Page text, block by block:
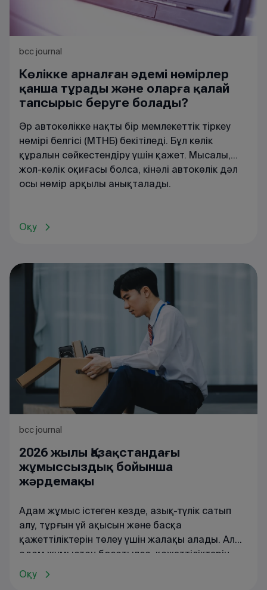
bcc journal
Көлікке арналған әдемі нөмірлер
қанша тұрады және оларға қалай
тапсырыс беруге болады?
Әр автокөлікке нақты бір мемлекеттік тіркеу
нөмірі белгісі (МТНБ) бекітіледі. Бұл көлік
құралын сәйкестендіру үшін қажет. Мысалы,
жол-көлік оқиғасы болса, кінәлі автокөлік дәл
осы нөмір арқылы анықталады.
Оқу
bcc journal
2026 жылы Қазақстандағы
жұмыссыздық бойынша
жәрдемақы
Адам жұмыс істеген кезде, азық-түлік сатып
алу, тұрғын үй ақысын және басқа
қажеттіліктерін төлеу үшін жалақы алады. Ал
адам жұмыстан босатылса, қажеттіліктерін
қалай өтей алады? Жұмыссыз қалған
жағдайда, Қазақстанда әлеуметтік төлемдер
Оқу